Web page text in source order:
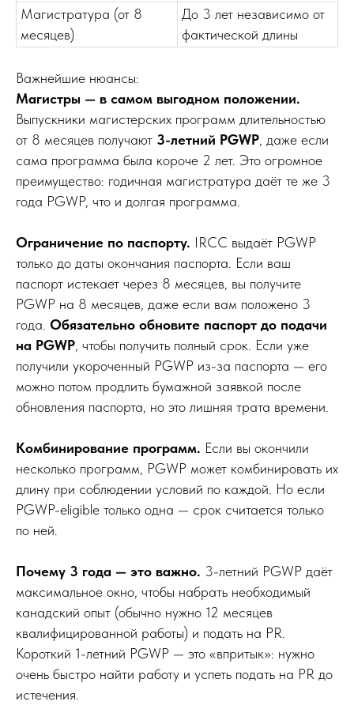
Магистратура (от 8
месяцев)
До 3 лет независимо от
фактической длины
Важнейшие нюансы:
Магистры — в самом выгодном положении.
Выпускники магистерских программ длительностью
от 8 месяцев получают 3-летний PGWP, даже если
сама программа была короче 2 лет. Это огромное
преимущество: годичная магистратура даёт те же 3
года PGWP, что и долгая программа.
Ограничение по паспорту. IRCC выдаёт PGWP
только до даты окончания паспорта. Если ваш
паспорт истекает через 8 месяцев, вы получите
PGWP на 8 месяцев, даже если вам положено 3
года. Обязательно обновите паспорт до подачи
на PGWP, чтобы получить полный срок. Если уже
получили укороченный PGWP из-за паспорта — его
можно потом продлить бумажной заявкой после
обновления паспорта, но это лишняя трата времени.
Комбинирование программ. Если вы окончили
несколько программ, PGWP может комбинировать их
длину при соблюдении условий по каждой. Но если
PGWP-eligible только одна — срок считается только
по ней.
Почему 3 года — это важно. 3-летний PGWP даёт
максимальное окно, чтобы набрать необходимый
канадский опыт (обычно нужно 12 месяцев
квалифицированной работы) и подать на PR.
Короткий 1-летний PGWP — это «впритык»: нужно
очень быстро найти работу и успеть подать на PR до
истечения.